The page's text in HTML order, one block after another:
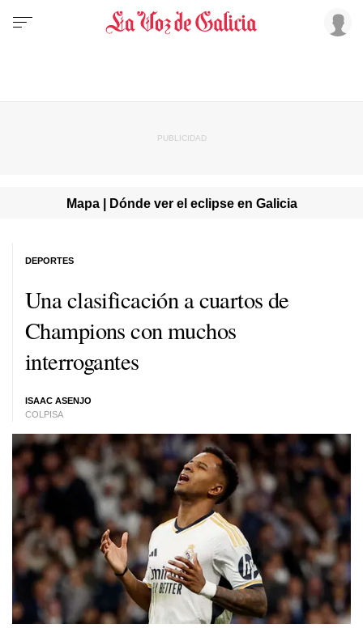
Mapa | Dónde ver el eclipse en Galicia
Una clasificación a cuartos de
Champions con muchos
interrogantes
ISAAC ASENJO
COLPISA
DEPORTES